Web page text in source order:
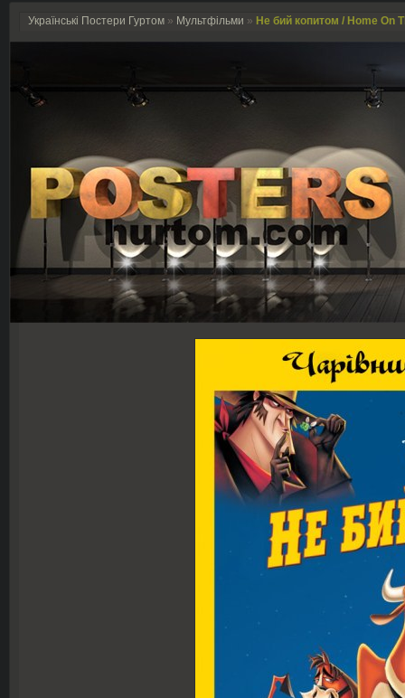
Українські Постери Гуртом » Мультфільми » Не бий копитом / Home On